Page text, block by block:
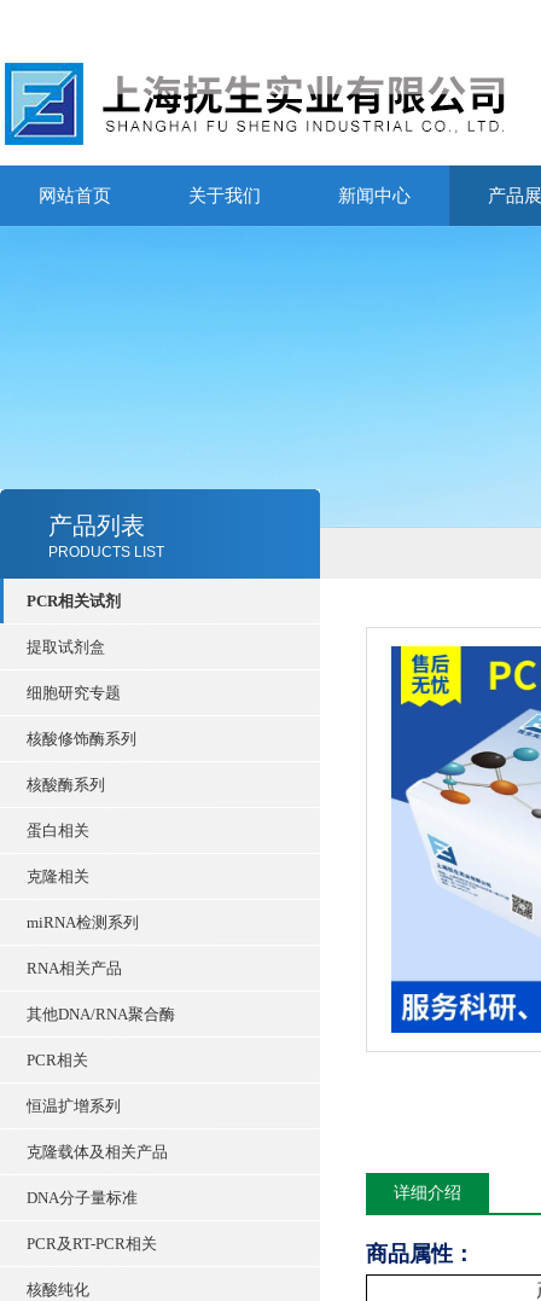
网站首页 关于我们 新闻中心 产品
产品列表
PRODUCTS LIST
PCR相关试剂
提取试剂盒
细胞研究专题
核酸修饰酶系列
核酸酶系列
蛋白相关
克隆相关
miRNA检测系列
RNA相关产品
其他DNA/RNA聚合酶
PCR相关
恒温扩增系列
克隆载体及相关产品
DNA分子量标准
PCR及RT-PCR相关
核酸纯化
详细介绍
商品属性：